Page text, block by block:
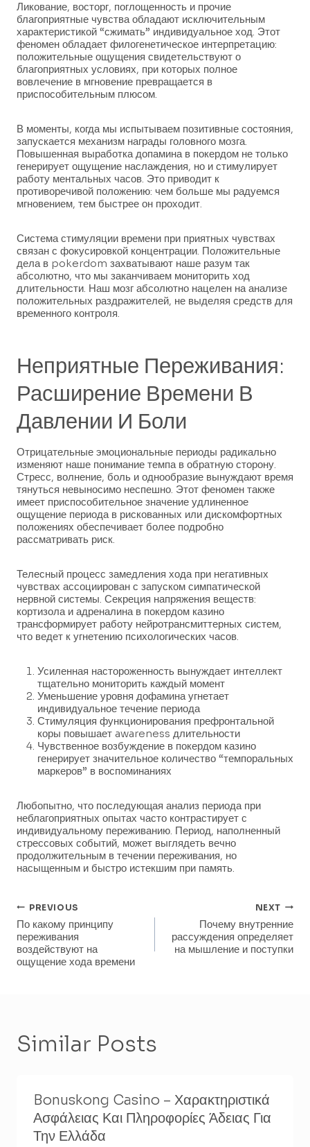
Ликование, восторг, поглощенность и прочие
благоприятные чувства обладают исключительным
характеристикой “сжимать” индивидуальное ход. Этот
феномен обладает филогенетическое интерпретацию:
положительные ощущения свидетельствуют о
благоприятных условиях, при которых полное
вовлечение в мгновение превращается в
приспособительным плюсом.
В моменты, когда мы испытываем позитивные состояния,
запускается механизм награды головного мозга.
Повышенная выработка допамина в покердом не только
генерирует ощущение наслаждения, но и стимулирует
работу ментальных часов. Это приводит к
противоречивой положению: чем больше мы радуемся
мгновением, тем быстрее он проходит.
Система стимуляции времени при приятных чувствах
связан с фокусировкой концентрации. Положительные
дела в pokerdom захватывают наше разум так
абсолютно, что мы заканчиваем мониторить ход
длительности. Наш мозг абсолютно нацелен на анализе
положительных раздражителей, не выделяя средств для
временного контроля.
Неприятные Переживания:
Расширение Времени В
Давлении И Боли
Отрицательные эмоциональные периоды радикально
изменяют наше понимание темпа в обратную сторону.
Стресс, волнение, боль и однообразие вынуждают время
тянуться невыносимо неспешно. Этот феномен также
имеет приспособительное значение удлиненное
ощущение периода в рискованных или дискомфортных
положениях обеспечивает более подробно
рассматривать риск.
Телесный процесс замедления хода при негативных
чувствах ассоциирован с запуском симпатической
нервной системы. Секреция напряжения веществ:
кортизола и адреналина в покердом казино
трансформирует работу нейротрансмиттерных систем,
что ведет к угнетению психологических часов.
Усиленная настороженность вынуждает интеллект
тщательно мониторить каждый момент
Уменьшение уровня дофамина угнетает
индивидуальное течение периода
Стимуляция функционирования префронтальной
коры повышает awareness длительности
Чувственное возбуждение в покердом казино
генерирует значительное количество “темпоральных
маркеров” в воспоминаниях
Любопытно, что последующая анализ периода при
неблагоприятных опытах часто контрастирует с
индивидуальному переживанию. Период, наполненный
стрессовых событий, может выглядеть вечно
продолжительным в течении переживания, но
насыщенным и быстро истекшим при память.
Post
Navigation
PREVIOUS
По какому принципу
переживания
воздействуют на
ощущение хода времени
NEXT
Почему внутренние
рассуждения определяет
на мышление и поступки
Similar Posts
Bonuskong Casino – Χαρακτηριστικά
Ασφάλειας Και Πληροφορίες Άδειας Για
Την Ελλάδα